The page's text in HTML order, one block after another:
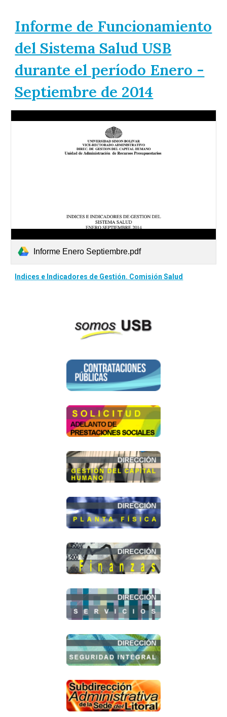
Informe de Funcionamiento
del Sistema Salud USB
durante el período Enero -
Septiembre de 2014
Informe Enero Septiembre.pdf
Indices e Indicadores de Gestión. Comisión Salud